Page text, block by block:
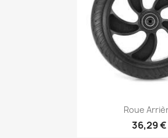
Aperçu
Roue
36,29 €